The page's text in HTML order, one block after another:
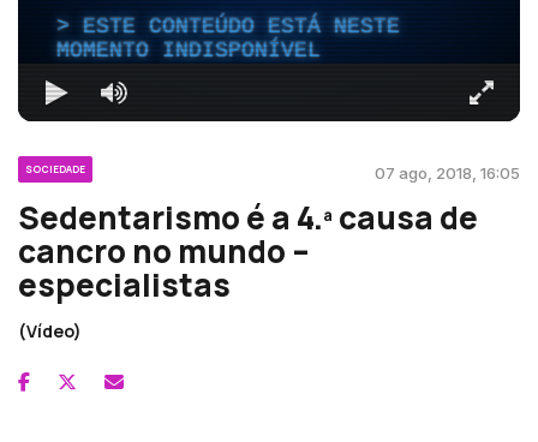
ESTE CONTEÚDO ESTÁ NESTE
MOMENTO INDISPONÍVEL
SOCIEDADE 07 ago, 2018, 16:05
Sedentarismo é a 4.ª causa de
cancro no mundo –
especialistas
(Vídeo)